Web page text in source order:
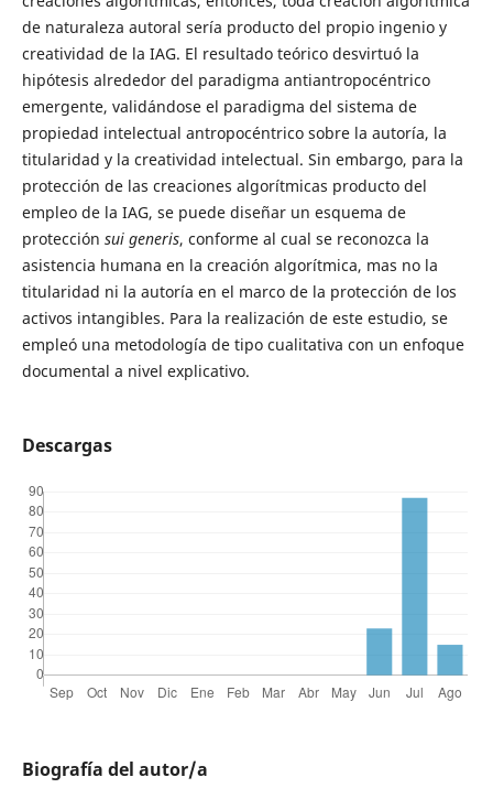
de naturaleza autoral sería producto del propio ingenio y
creatividad de la IAG. El resultado teórico desvirtuó la
hipótesis alrededor del paradigma antiantropocéntrico
emergente, validándose el paradigma del sistema de
propiedad intelectual antropocéntrico sobre la autoría, la
titularidad y la creatividad intelectual. Sin embargo, para la
protección de las creaciones algorítmicas producto del
empleo de la IAG, se puede diseñar un esquema de
protección sui generis, conforme al cual se reconozca la
asistencia humana en la creación algorítmica, mas no la
titularidad ni la autoría en el marco de la protección de los
activos intangibles. Para la realización de este estudio, se
empleó una metodología de tipo cualitativa con un enfoque
documental a nivel explicativo.
Descargas
Biografía del autor/a